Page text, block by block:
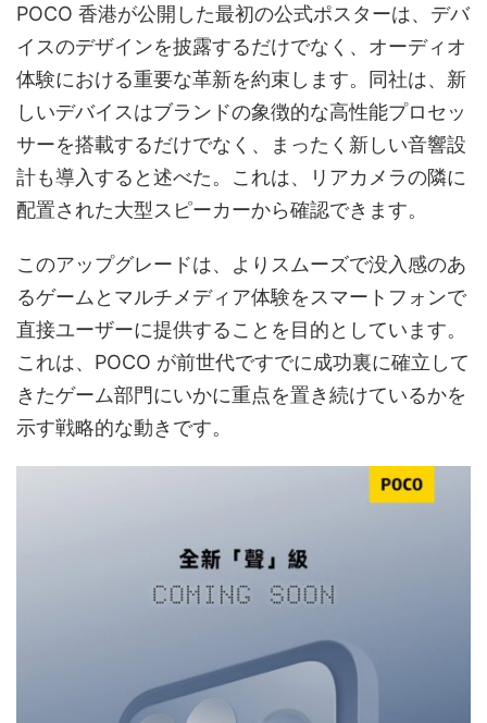
POCO 香港が公開した最初の公式ポスターは、デバ
イスのデザインを披露するだけでなく、オーディオ
体験における重要な革新を約束します。同社は、新
しいデバイスはブランドの象徴的な高性能プロセッ
サーを搭載するだけでなく、まったく新しい音響設
計も導入すると述べた。これは、リアカメラの隣に
配置された大型スピーカーから確認できます。
このアップグレードは、よりスムーズで没入感のあ
るゲームとマルチメディア体験をスマートフォンで
直接ユーザーに提供することを目的としています。
これは、POCO が前世代ですでに成功裏に確立して
きたゲーム部門にいかに重点を置き続けているかを
示す戦略的な動きです。